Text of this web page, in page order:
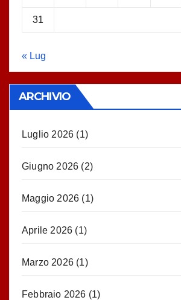
31
« Lug
ARCHIVIO
Luglio 2026 (1)
Giugno 2026 (2)
Maggio 2026 (1)
Aprile 2026 (1)
Marzo 2026 (1)
Febbraio 2026 (1)